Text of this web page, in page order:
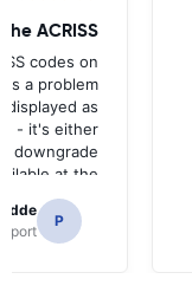
ACRISS
codes on
a problem
displayed as
- it's either
downgrade
at the
of collection.
P